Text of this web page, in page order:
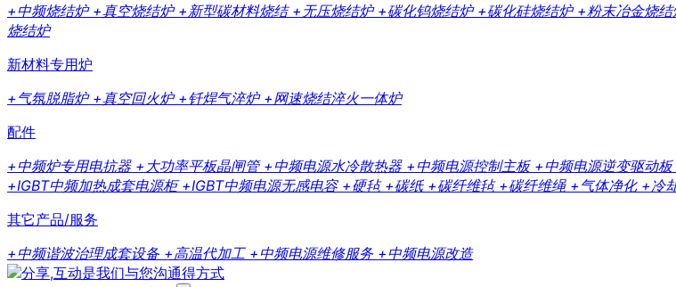
+中频烧结炉 +真空烧结炉 +新型碳材料烧结 +无压烧结炉 +碳化钨烧结炉 +碳化硅烧结炉 +粉末冶金烧
烧结炉
新材料专用炉
+气氛脱脂炉 +真空回火炉 +钎焊气淬炉 +网速烧结淬火一体炉
配件
+中频炉专用电抗器 +大功率平板晶闸管 +中频电源水冷散热器 +中频电源控制主板 +中频电源逆变驱动板
+IGBT中频加热成套电源柜+IGBT中频电源无感电容 +硬毡 +碳纸 +碳纤维毡 +碳纤维绳 +气体净化 +冷
其它产品/服务
+中频谐波治理成套设备 +高温代加工 +中频电源维修服务 +中频电源改造